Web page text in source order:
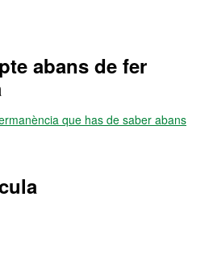
abans de fer
que has de saber abans